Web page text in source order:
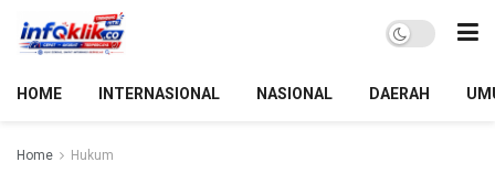
HOME INTERNASIONAL NASIONAL DAERAH
Home Hukum